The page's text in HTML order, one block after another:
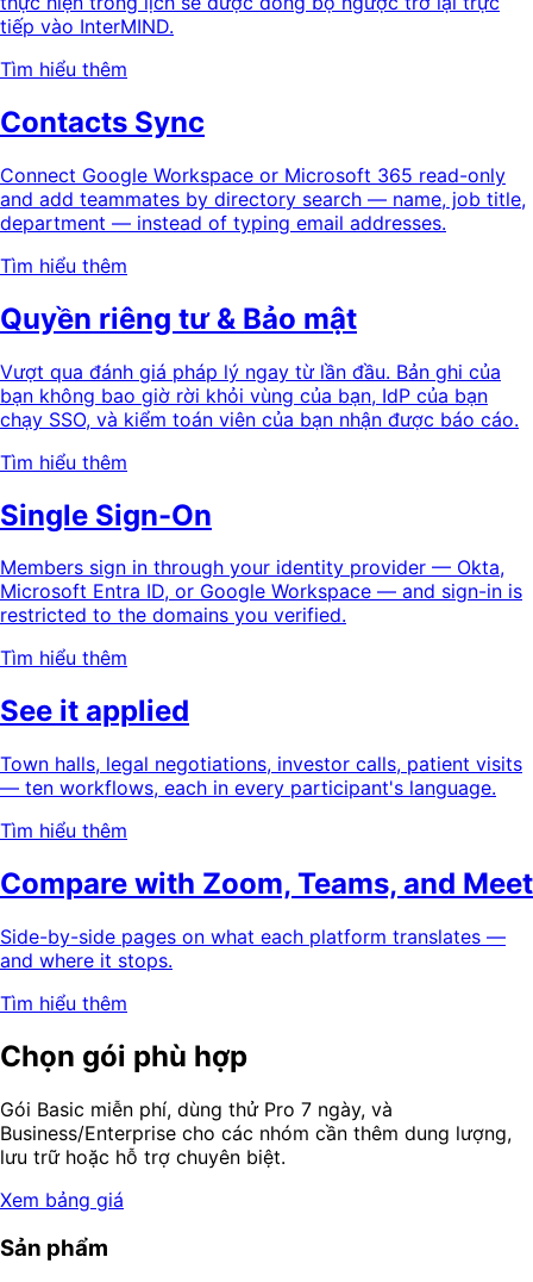
tiếp vào InterMIND.
Tìm hiểu thêm
Contacts Sync
Connect Google Workspace or Microsoft 365 read-only
and add teammates by directory search — name, job title,
department — instead of typing email addresses.
Tìm hiểu thêm
Quyền riêng tư & Bảo mật
Vượt qua đánh giá pháp lý ngay từ lần đầu. Bản ghi của
bạn không bao giờ rời khỏi vùng của bạn, IdP của bạn
chạy SSO, và kiểm toán viên của bạn nhận được báo cáo.
Tìm hiểu thêm
Single Sign-On
Members sign in through your identity provider — Okta,
Microsoft Entra ID, or Google Workspace — and sign-in is
restricted to the domains you verified.
Tìm hiểu thêm
See it applied
Town halls, legal negotiations, investor calls, patient visits
— ten workflows, each in every participant's language.
Tìm hiểu thêm
Compare with Zoom, Teams, and Meet
Side-by-side pages on what each platform translates —
and where it stops.
Tìm hiểu thêm
Chọn gói phù hợp
Gói Basic miễn phí, dùng thử Pro 7 ngày, và
Business/Enterprise cho các nhóm cần thêm dung lượng,
lưu trữ hoặc hỗ trợ chuyên biệt.
Xem bảng giá
Sản phẩm